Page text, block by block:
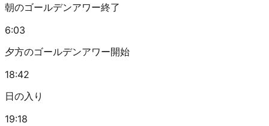
朝のゴールデンアワー終了
6:03
夕方のゴールデンアワー開始
18:42
日の入り
19:18